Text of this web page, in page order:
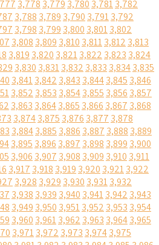
3,778 3,779 3,780 3,7813,782
3,788 3,789 3,790 3,7913,792
3,798 3,799 3,800 3,8013,802
3,808 3,809 3,810 3,8113,812 3,813
3,819 3,820 3,8213,822 3,823 3,824
3,830 3,8313,832 3,833 3,8343,835
3,8413,842 3,843 3,8443,845 3,846
3,852 3,853 3,8543,855 3,856 3,857
3,863 3,8643,865 3,866 3,867 3,868
3,8743,875 3,876 3,877 3,878
3,8843,885 3,886 3,887 3,888 3,889
3,895 3,896 3,897 3,898 3,899 3,900
3,906 3,907 3,908 3,909 3,910 3,911
3,917 3,918 3,919 3,920 3,9213,922
3,928 3,929 3,930 3,9313,932
3,938 3,939 3,940 3,9413,942 3,943
3,949 3,950 3,9513,952 3,953 3,954
3,960 3,9613,962 3,963 3,9643,965
3,9713,972 3,973 3,9743,975